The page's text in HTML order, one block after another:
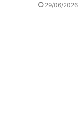
29/06/2026